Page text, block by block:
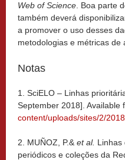
Web of Science . Boa parte
também deverá
a promover o uso desses
metodologias e métricas de
Notas
1. SciELO – Linhas
September 2018]. Available
content/uploads/sites/2/
2. MUÑOZ, P.& et al. Linhas
periódicos e coleções da